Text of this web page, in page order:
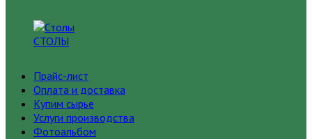
СТОЛЫ
Прайс-лист
Оплата и доставка
Купим сырье
Услуги производства
Фотоальбом